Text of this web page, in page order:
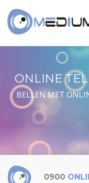
ONLINE
BELLEN MET
0900